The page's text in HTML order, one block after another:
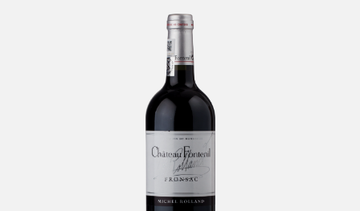
Château Fontenil